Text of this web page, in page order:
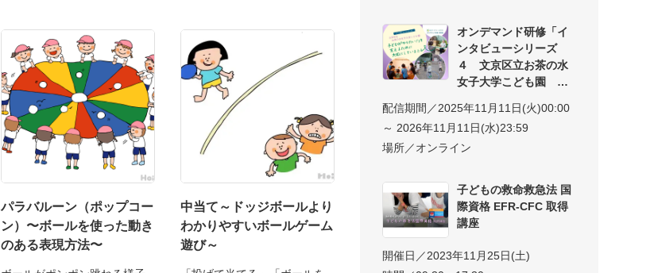
パラバルーン（ポップコー
ン）〜ボールを使った動き
のある表現方法〜
中当て～ドッジボールより
わかりやすいボールゲーム
遊び～
オンデマンド研修「イ
ンタビューシリーズ
４ 文京区立お茶の水
女子大学こども園 子
配信期間／2025年11月11日(火)00:00
～ 2026年11月11日(水)23:59
場所／オンライン
子どもの救命救急法 国
際資格 EFR-CFC 取得
講座
開催日／2023年11月25日(土)